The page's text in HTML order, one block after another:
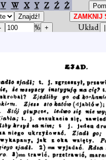
V W X Y Z Ź Ż
%
Układ